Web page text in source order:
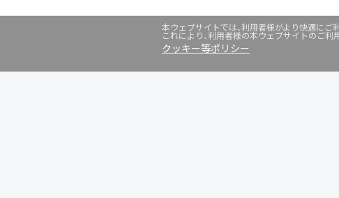
本ウェブサイトでは、利用者様がより快適にご
これにより、利用者様の本ウェブサイトのご利
クッキー等ポリシー